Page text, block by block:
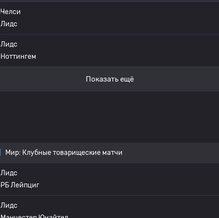
Челси
Лидс
Лидс
Ноттингем
Показать ещё
Мир: Клубные товарищеские матчи
Лидс
РБ Лейпциг
Лидс